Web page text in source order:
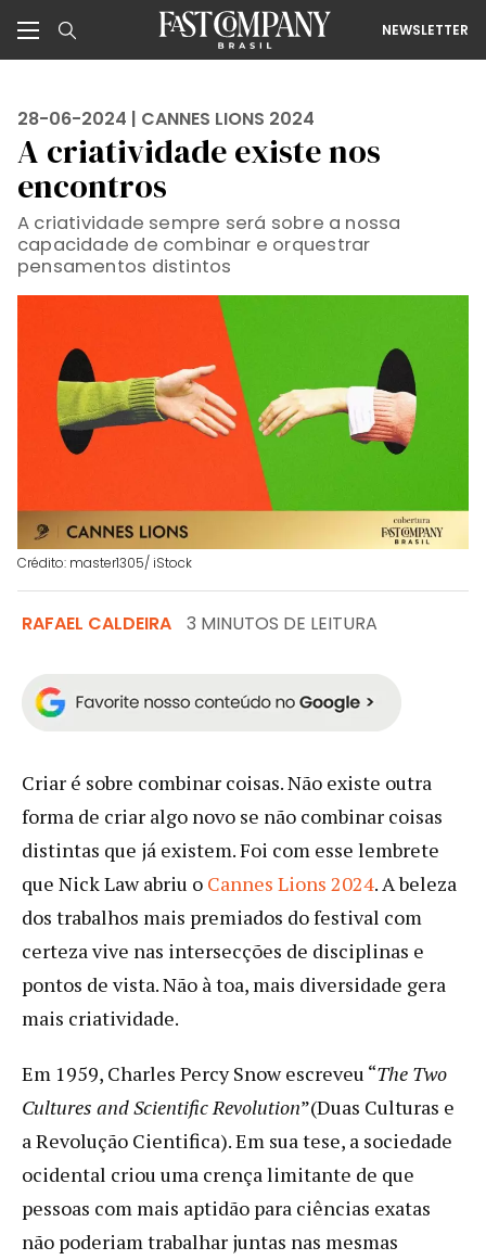
NEWSLETTER
28-06-2024 | CANNES LIONS 2024
A criatividade existe nos
encontros
A criatividade sempre será sobre a nossa
capacidade de combinar e orquestrar
pensamentos distintos
Crédito: master1305/ iStock
RAFAEL CALDEIRA 3 MINUTOS DE LEITURA
Criar é sobre combinar coisas. Não existe outra
forma de criar algo novo se não combinar coisas
distintas que já existem. Foi com esse lembrete
que Nick Law abriu o Cannes Lions 2024. A beleza
dos trabalhos mais premiados do festival com
certeza vive nas intersecções de disciplinas e
pontos de vista. Não à toa, mais diversidade gera
mais criatividade.
Em 1959, Charles Percy Snow escreveu “The Two
Cultures and Scientific Revolution”(Duas Culturas e
a Revolução Cientifica). Em sua tese, a sociedade
ocidental criou uma crença limitante de que
pessoas com mais aptidão para ciências exatas
não poderiam trabalhar juntas nas mesmas